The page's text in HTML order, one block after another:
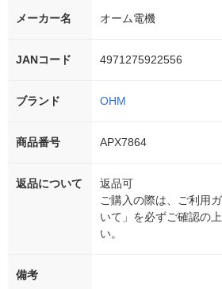
メーカー名 オーム電機
JANコード 4971275922556
ブランド OHM
商品番号 APX7864
返品について
返品可
ご購入の際は、ご利用
いて」を必ずご確認の
い。
備考